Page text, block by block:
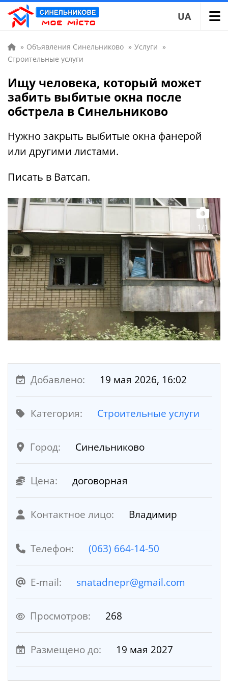
UA
» Объявления Синельниково » Услуги »
Строительные услуги
Ищу человека, который может
забить выбитые окна после
обстрела в Синельниково
Нужно закрыть выбитые окна фанерой
или другими листами.
Писать в Ватсап.
1/1
Добавлено: 19 мая 2026, 16:02
Категория: Строительные услуги
Город: Синельниково
Цена: договорная
Контактное лицо: Владимир
Телефон: (063) 664-14-50
E-mail: snatadnepr@gmail.com
Просмотров: 268
Размещено до: 19 мая 2027